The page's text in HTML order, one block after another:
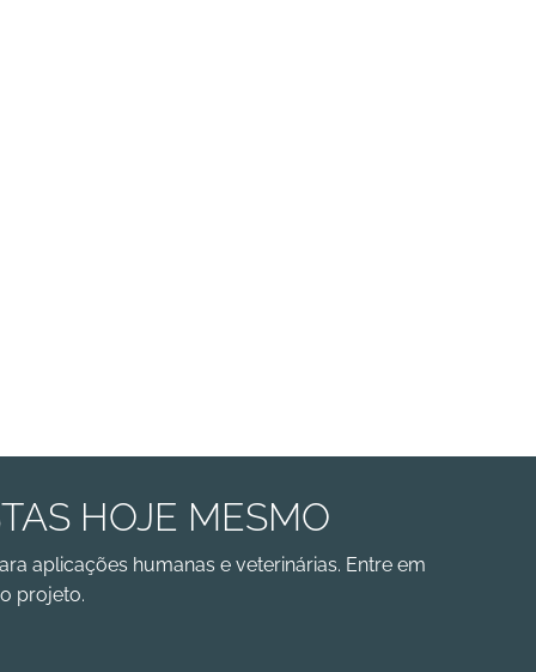
HOJE MESMO
aplicações humanas e veterinárias. Entre em
projeto.